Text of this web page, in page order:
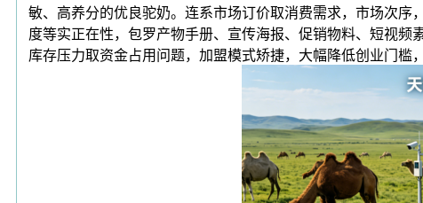
敏、高养分的优良驼奶。连系市场订价取消费需求，市场次序
度等实正在性，包罗产物手册、宣传海报、促销物料、短视
库存压力取资金占用问题，加盟模式矫捷，大幅降低创业门